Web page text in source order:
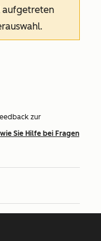
aufgetreten
zur
wie Sie Hilfe bei Fragen